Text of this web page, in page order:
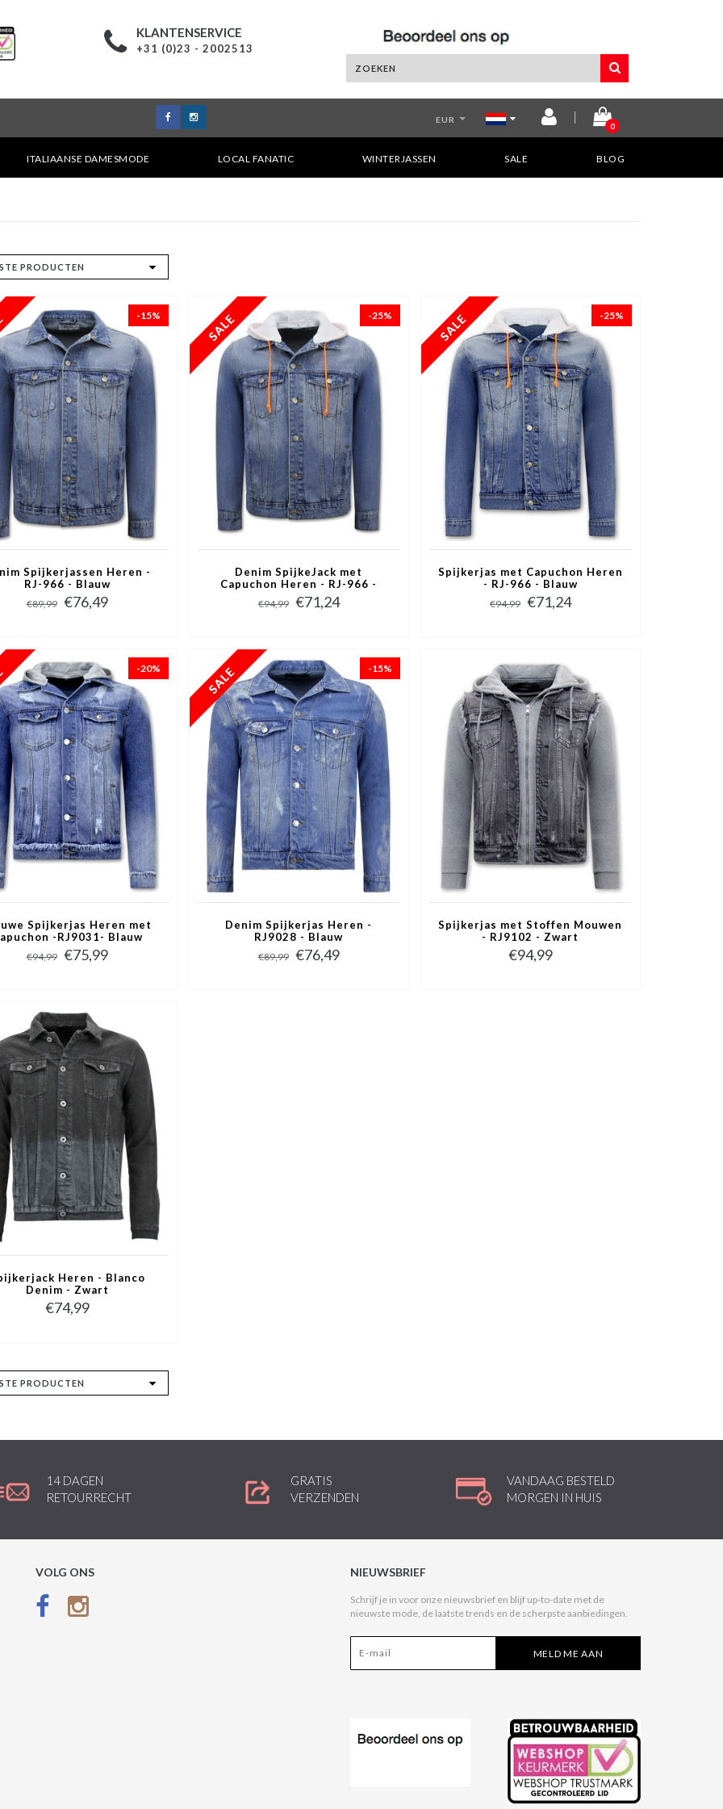
KLANTENSERVICE
+31 (0)23 - 2002513
EUR
0
ITALIAANSE DAMESMODE LOCAL FANATIC WINTERJASSEN SALE BLOG
-15%
Spijkerjassen Heren -
RJ-966 - Blauw
€89,99 €76,49
-25%
Denim SpijkeJack met
Capuchon Heren - RJ-966 -
Blauw
€94,99 €71,24
-25%
Spijkerjas met Capuchon Heren
- RJ-966 - Blauw
€94,99 €71,24
-20%
Spijkerjas Heren met
-RJ9031- Blauw
€94,99 €75,99
-15%
Denim Spijkerjas Heren -
RJ9028 - Blauw
€89,99 €76,49
Spijkerjas met Stoffen Mouwen
- RJ9102 - Zwart
€94,99
Heren - Blanco
Denim - Zwart
€74,99
14 DAGEN
RETOURRECHT
GRATIS
VERZENDEN
VANDAAG BESTELD
MORGEN IN HUIS
VOLG ONS NIEUWSBRIEF
Schrijf je in voor onze nieuwsbrief en blijf up-to-date met de
nieuwste mode, de laatste trends en de scherpste aanbiedingen.
MELD ME AAN